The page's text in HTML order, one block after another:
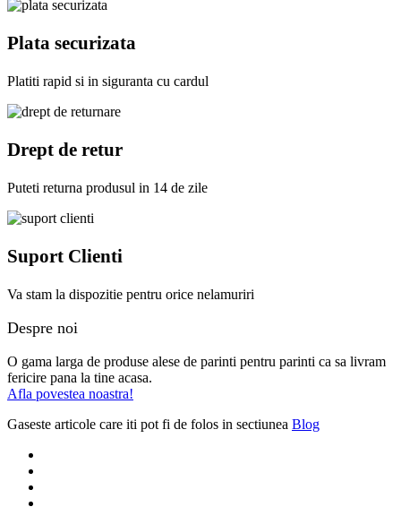
Plata securizata
Platiti rapid si in siguranta cu cardul
Drept de retur
Puteti returna produsul in 14 de zile
Suport Clienti
Va stam la dispozitie pentru orice nelamuriri
Despre noi
O gama larga de produse alese de parinti pentru parinti ca sa livram
fericire pana la tine acasa.
Afla povestea noastra!
Gaseste articole care iti pot fi de folos in sectiunea Blog